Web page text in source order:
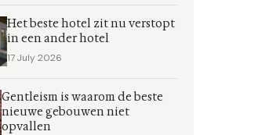
Het beste hotel zit nu verstopt
in een ander hotel
17 July 2026
Gentleism is waarom de beste
nieuwe gebouwen niet
opvallen